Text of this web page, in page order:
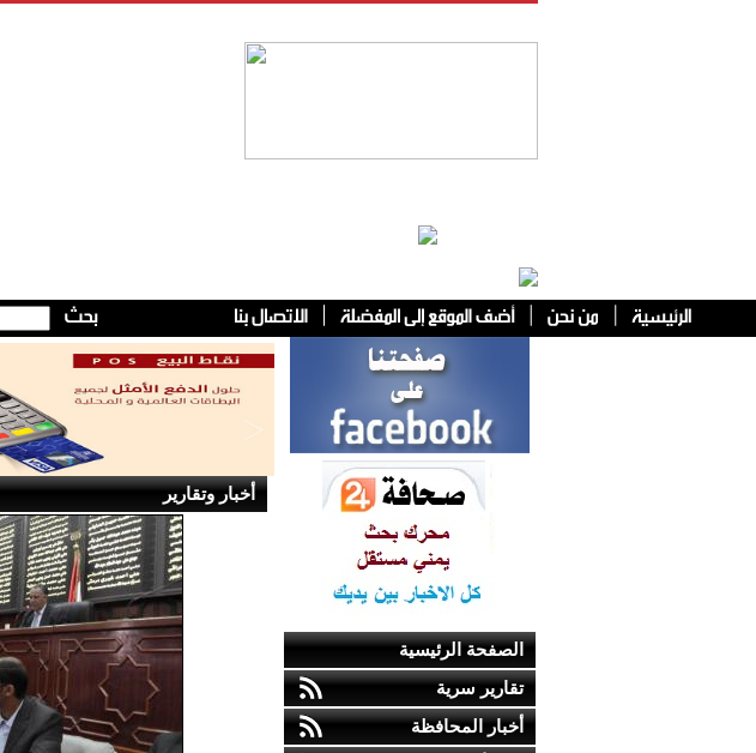
الصفحة الرئيسية
تقارير سرية
أخبار المحافظة
أخبار وتقارير